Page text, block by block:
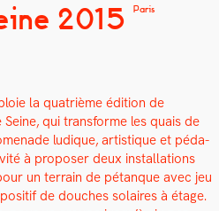
2015 Paris
la qua­trième édi­tion de
qui trans­forme les quais de
ludique, artis­tique et péd­a­
à pro­pos­er deux instal­la­tions
un ter­rain de pétanque avec jeu
de douch­es solaires à étage.